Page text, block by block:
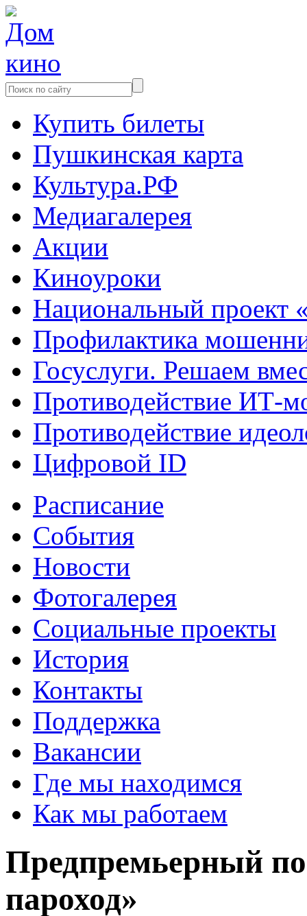
Купить билеты
Пушкинская карта
Культура.РФ
Медиагалерея
Акции
Киноуроки
Национальный проект
Профилактика
Госуслуги. Решаем
Противодействие ИТ-
Противодействие
Цифровой ID
Расписание
События
Новости
Фотогалерея
Социальные проекты
История
Контакты
Поддержка
Вакансии
Где мы находимся
Как мы работаем
Предпремьерный
пароход»